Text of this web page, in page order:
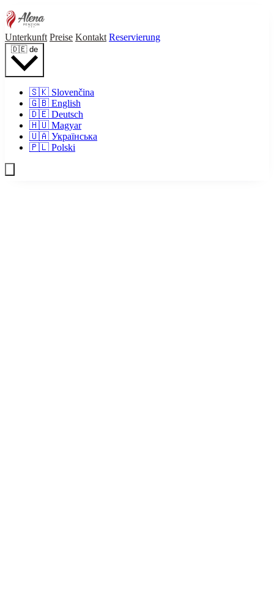
Unterkunft Preise Kontakt Reservierung
🇩🇪 de
🇸🇰 Slovenčina
🇬🇧 English
🇩🇪 Deutsch
🇭🇺 Magyar
🇺🇦 Українська
🇵🇱 Polski